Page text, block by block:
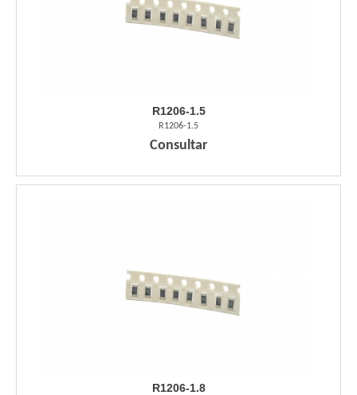
R1206-1.5
R1206-1.5
Consultar
R1206-1.8